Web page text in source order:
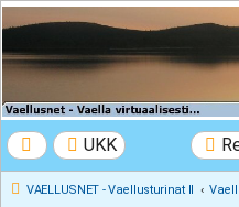
VAELLUSNET -
Vaellusturinat II
UKK
VAELLUSNET - Vaellusturinat II